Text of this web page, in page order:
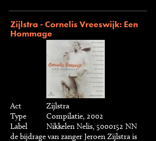
Zijlstra - Cornelis Vreeswijk: Een
Hommage
Act
Zijlstra
Type
Compilatie, 2002
Label
Nikkelen Nelis, 5000152 NN
de bijdrage van zanger Jeroen Zijlstra is